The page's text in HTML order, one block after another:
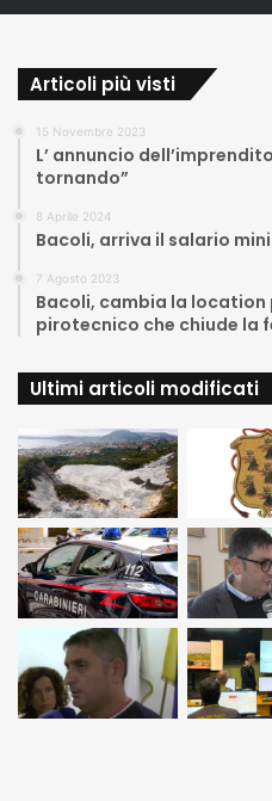
Articoli più visti
15 Novembre 2023
L’ annuncio
tornando”
8 Aprile 2024
Bacoli, arriva il salario
7 Agosto 2023
Bacoli, cambia la
pirotecnico che chiude la
Ultimi articoli modificati